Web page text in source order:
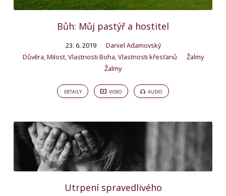
Bůh: Můj pastýř a hostitel
23. 6. 2019
Daniel Adamovský
Důvěra,Milost,Vlastnosti Boha,Vlastnosti křesťanů
Žalmy
Žalmy
DETAILY VIDEO AUDIO
Utrpení spravedlivého